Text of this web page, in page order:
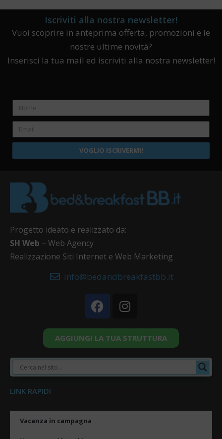
Iscriviti alla nostra newsletter!
Vuoi scoprire in anteprima offerta, promozioni e le
nostre ultime novità?
Inserisci la tua mail ed iscriviti alla nostra newsletter!
VOGLIO ISCRIVERMI!
Progetto ideato e realizzato da:
SH Web – Web Agency
Realizzazione Siti Internet e Web Marketing
info@bedandbreakfastbb.it
AGGIUNGI LA TUA STRUTTURA
LINK RAPIDI
Vacanza in campagna